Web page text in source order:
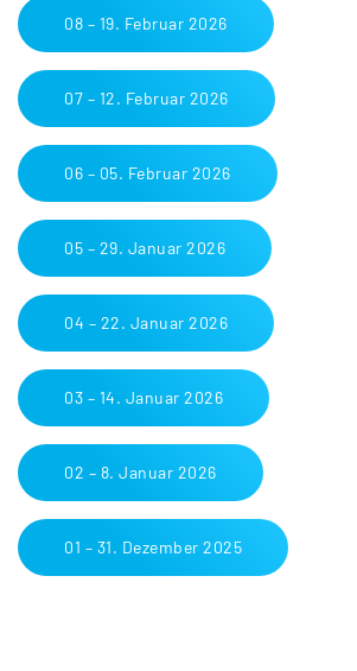
08 – 19. Februar 2026
07 – 12. Februar 2026
06 – 05. Februar 2026
05 – 29. Januar 2026
04 – 22. Januar 2026
03 – 14. Januar 2026
02 – 8. Januar 2026
01 – 31. Dezember 2025